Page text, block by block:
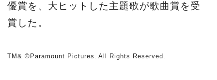
優賞を、大ヒットした主題歌が歌曲賞を受
賞した。
TM& ©Paramount Pictures. All Rights Reserved.